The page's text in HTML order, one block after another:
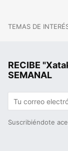
TEMAS DE
RECIBE
SEMANAL
Suscribiéndote